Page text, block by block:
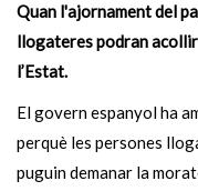
Quan l'ajornament del
llogateres podran
l’Estat.
El govern espanyol ha
perquè les persones
puguin demanar la